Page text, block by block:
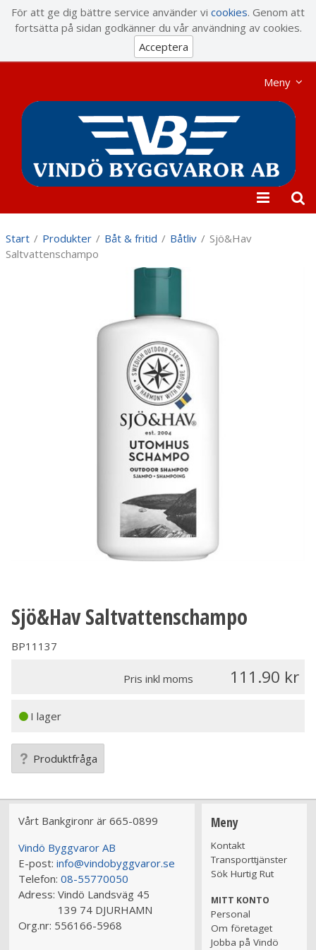
För att ge dig bättre service använder vi cookies. Genom att
fortsätta på sidan godkänner du vår användning av cookies.
Acceptera
Meny
Start / Produkter / Båt & fritid / Båtliv / Sjö&Hav
Saltvattenschampo
Sjö&Hav Saltvattenschampo
BP11137
Pris inkl moms 111.90
I lager
Produktfråga
Vårt Bankgironr är 665-0899
Vindö Byggvaror AB
E-post: info@vindobyggvaror.se
Telefon: 08-55770050
Adress: Vindö Landsväg 45
139 74 DJURHAMN
Org.nr: 556166-5968
Meny
Kontakt
Transporttjänster
Sök Hurtig Rut
MITT KONTO
Personal
Om företaget
Jobba på Vindö
Visa varukorgen Till kassan